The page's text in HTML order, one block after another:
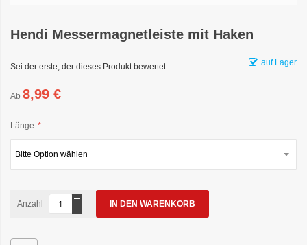
Hendi Messermagnetleiste mit Haken
auf Lager
Sei der erste, der dieses Produkt bewertet
Ab 8,99 €
Länge
Anzahl IN DEN WARENKORB